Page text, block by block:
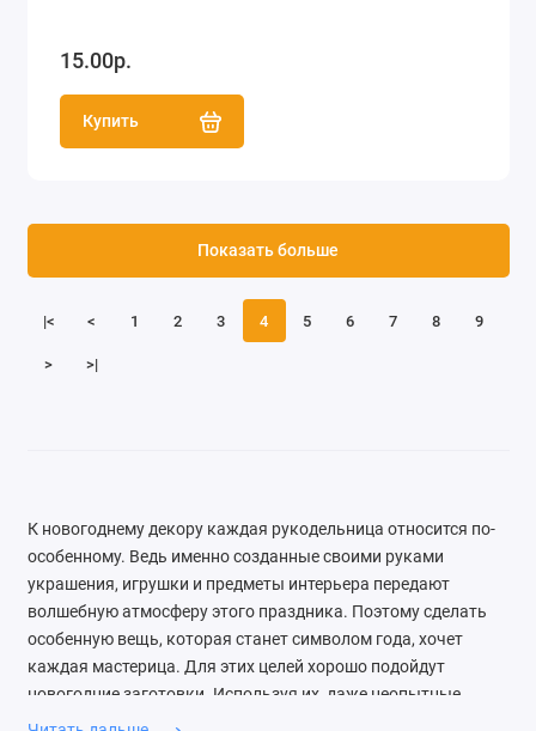
15.00р.
Купить
|< < 1 2 3 4 5 6 7 8 9
> >|
Показать больше
К новогоднему декору каждая рукодельница относится по-
особенному. Ведь именно созданные своими руками
украшения, игрушки и предметы интерьера передают
волшебную атмосферу этого праздника. Поэтому сделать
особенную вещь, которая станет символом года, хочет
каждая мастерица. Для этих целей хорошо подойдут
новогодние заготовки. Используя их, даже неопытные
рукодельницы смогут создать красивую и уникальную